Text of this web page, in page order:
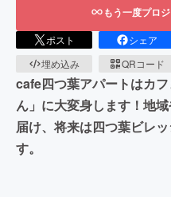
もう一度プロ
ポスト シェア
埋め込み
QRコード
cafe四つ葉アパートはカ
ん」に大変身します！地
届け、将来は四つ葉ビレ
す。